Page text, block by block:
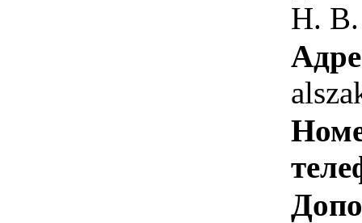
Н. В.